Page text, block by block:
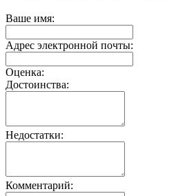
Ваше имя:
Адрес электронной почты:
Оценка:
Достоинства:
Недостатки:
Комментарий: